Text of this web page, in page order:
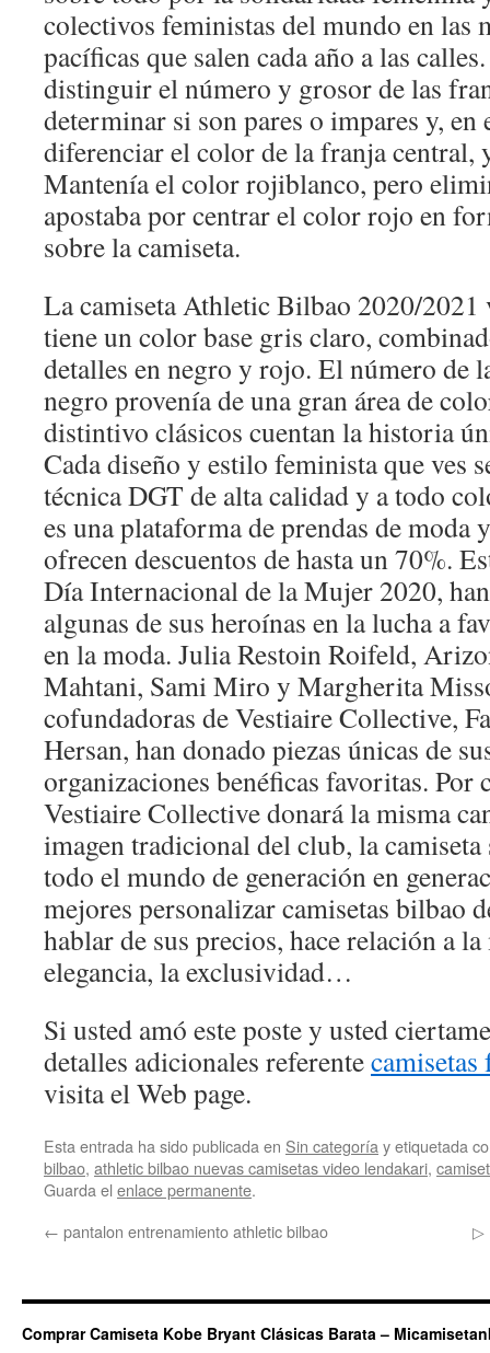
colectivos feministas del mundo en las
pacíficas que salen cada año a las
distinguir el número y grosor de las
determinar si son pares o impares y, en
diferenciar el color de la franja central,
Mantenía el color rojiblanco, pero
apostaba por centrar el color rojo en
sobre la camiseta.
La camiseta Athletic Bilbao 2020/2021
tiene un color base gris claro,
detalles en negro y rojo. El número de
negro provenía de una gran área de
distintivo clásicos cuentan la historia
Cada diseño y estilo feminista que ves
técnica DGT de alta calidad y a todo
es una plataforma de prendas de
ofrecen descuentos de hasta un 70%.
Día Internacional de la Mujer 2020,
algunas de sus heroínas en la lucha a
en la moda. Julia Restoin Roifeld,
Mahtani, Sami Miro y Margherita
cofundadoras de Vestiaire Collective,
Hersan, han donado piezas únicas de
organizaciones benéficas favoritas.
Vestiaire Collective donará la misma
imagen tradicional del club, la
todo el mundo de generación en
mejores personalizar camisetas bilbao
hablar de sus precios, hace relación a
elegancia, la exclusividad…
Si usted amó este poste y usted
detalles adicionales referente
visita el Web page.
Esta entrada ha sido publicada en Sin categoría y etiquetada
bilbao, athletic bilbao nuevas camisetas video lendakari,
Guarda el enlace permanente.
← pantalon entrenamiento athletic bilbao ▷
Comprar Camiseta Kobe Bryant Clásicas Barata –